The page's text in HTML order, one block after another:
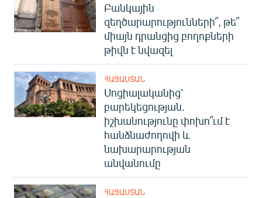
Բանկային
զեղծարարությունների՞, թե՞
միայն դրանցից բողոքների
թիվն է նվազել
ՀԱՅԱՍՏԱՆ
Սոցիալականից՝
բարեկեցության.
իշխանությունը փոխո՞ւմ է
հանձնաժողովի և
նախարարության
անվանումը
ՀԱՅԱՍՏԱՆ